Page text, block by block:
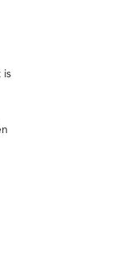
is